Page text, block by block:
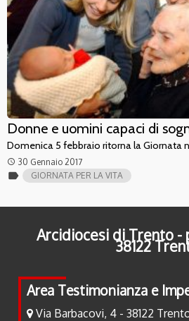
Donne e uomini capaci di
Domenica 5 febbraio ritorna la Giornata
access_time 30 Gennaio 2017
label GIORNATA PER LA VITA
Arcidiocesi di Trento -
38122
Area Testimonianza e
Via Barbacovi, 4 - 38122